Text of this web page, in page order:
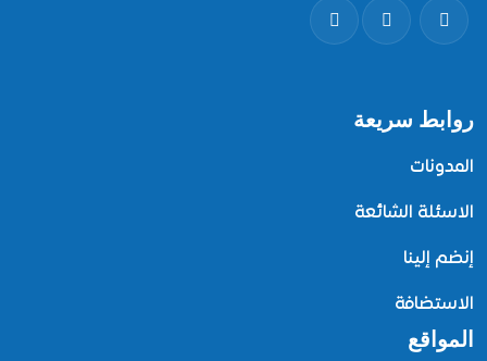
روابط سريعة
المدونات
الاسئلة الشائعة
إنضم إلينا
الاستضافة
المواقع